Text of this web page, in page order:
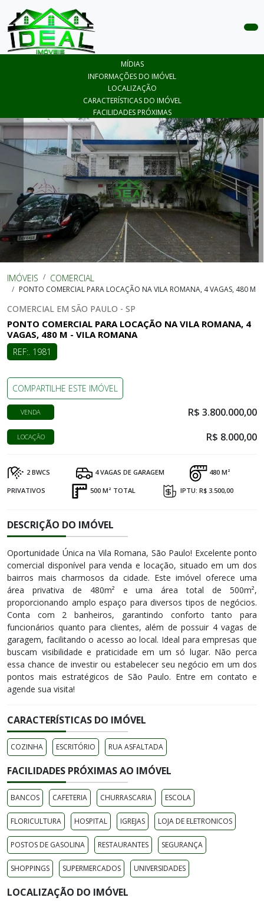
COMPRAR
LANÇAMENTOS
ANUNCIE
SEU
IMÓVEL
CONTATO
ÁREA
DO
CLIENTE
MÍDIAS
INFORMAÇÕES DO IMÓVEL
LOCALIZAÇÃO
CARACTERÍSTICAS DO IMÓVEL
FACILIDADES PRÓXIMAS
IMÓVEIS COMERCIAL
PONTO COMERCIAL PARA LOCAÇÃO NA VILA ROMANA, 4 VAGAS, 480 M
COMERCIAL EM SÃO PAULO - SP
PONTO COMERCIAL PARA LOCAÇÃO NA VILA ROMANA, 4
VAGAS, 480 M - VILA ROMANA
REF:. 1981
COMPARTILHE ESTE IMÓVEL
VENDA R$ 3.800.000,00
LOCAÇÃO R$ 8.000,00
2 BWCS 4 VAGAS DE GARAGEM 480 M²
PRIVATIVOS 500 M² TOTAL IPTU: R$ 3.500,00
DESCRIÇÃO DO IMÓVEL
Oportunidade Única na Vila Romana, São Paulo! Excelente ponto
comercial disponível para venda e locação, situado em um dos
bairros mais charmosos da cidade. Este imóvel oferece uma
área privativa de 480m² e uma área total de 500m²,
proporcionando amplo espaço para diversos tipos de negócios.
Conta com 2 banheiros, garantindo conforto tanto para
funcionários quanto para clientes, além de possuir 4 vagas de
garagem, facilitando o acesso ao local. Ideal para empresas que
buscam visibilidade e praticidade em um só lugar. Não perca
essa chance de investir ou estabelecer seu negócio em um dos
pontos mais estratégicos de São Paulo. Entre em contato e
agende sua visita!
CARACTERÍSTICAS DO IMÓVEL
COZINHA ESCRITÓRIO RUA ASFALTADA
FACILIDADES PRÓXIMAS AO IMÓVEL
BANCOS CAFETERIA CHURRASCARIA ESCOLA
FLORICULTURA HOSPITAL IGREJAS LOJA DE ELETRONICOS
POSTOS DE GASOLINA RESTAURANTES SEGURANÇA
SHOPPINGS SUPERMERCADOS UNIVERSIDADES
LOCALIZAÇÃO DO IMÓVEL